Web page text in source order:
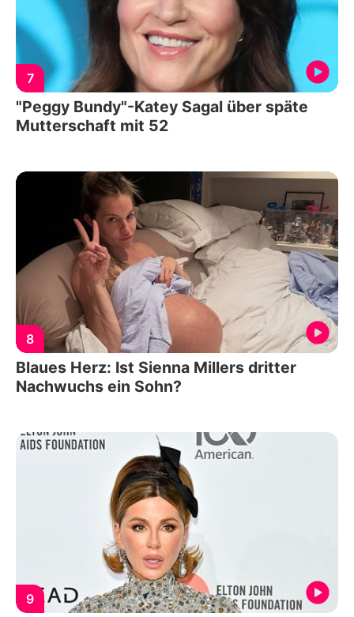
7
"Peggy Bundy"-Katey Sagal über späte
Mutterschaft mit 52
8
Blaues Herz: Ist Sienna Millers dritter
Nachwuchs ein Sohn?
9